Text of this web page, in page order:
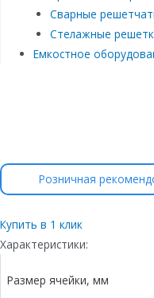
Сварные
Стелажные
Емкостное
Розничная
Купить в 1 клик
Характеристики:
Размер ячейки, мм